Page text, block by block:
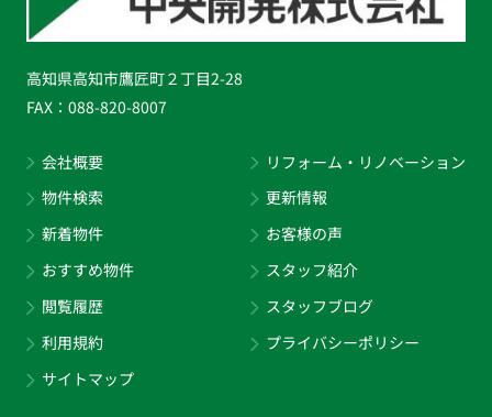
高知県高知市鷹匠町２丁目2-28
FAX： 088-820-8007
会社概要
物件検索
新着物件
おすすめ物件
閲覧履歴
利用規約
サイトマップ
リフォーム・リノベーション
更新情報
お客様の声
スタッフ紹介
スタッフブログ
プライバシーポリシー